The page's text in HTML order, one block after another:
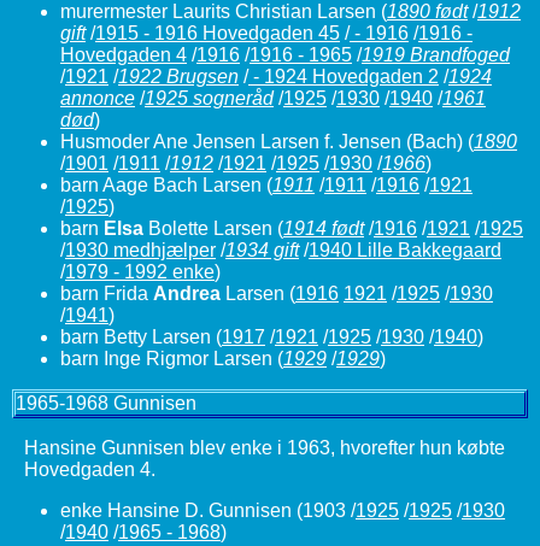
murermester Laurits Christian Larsen (1890 født/1912
gift/1915 - 1916 Hovedgaden 45 /- 1916 /1916 -
Hovedgaden 4 /1916 /1916 - 1965 /1919 Brandfoged
/1921 /1922 Brugsen /- 1924 Hovedgaden 2 /1924
annonce /1925 sogneråd/1925 /1930 /1940 /1961
død)
Husmoder Ane Jensen Larsen f. Jensen (Bach) (1890
/1901 /1911 /1912 /1921 /1925 /1930 /1966)
barn Aage Bach Larsen (1911 /1911 /1916 /1921
/1925)
barn Elsa Bolette Larsen (1914 født/1916 /1921 /1925
/1930 medhjælper /1934 gift/1940 Lille Bakkegaard
/1979 - 1992 enke)
barn Frida Andrea Larsen (1916 1921 /1925 /1930
/1941)
barn Betty Larsen (1917 /1921 /1925 /1930 /1940)
barn Inge Rigmor Larsen (1929 /1929)
1965-1968 Gunnisen
Hansine Gunnisen blev enke i 1963, hvorefter hun købte
Hovedgaden 4.
enke Hansine D. Gunnisen (1903 /1925 /1925 /1930
/1940 /1965 - 1968)